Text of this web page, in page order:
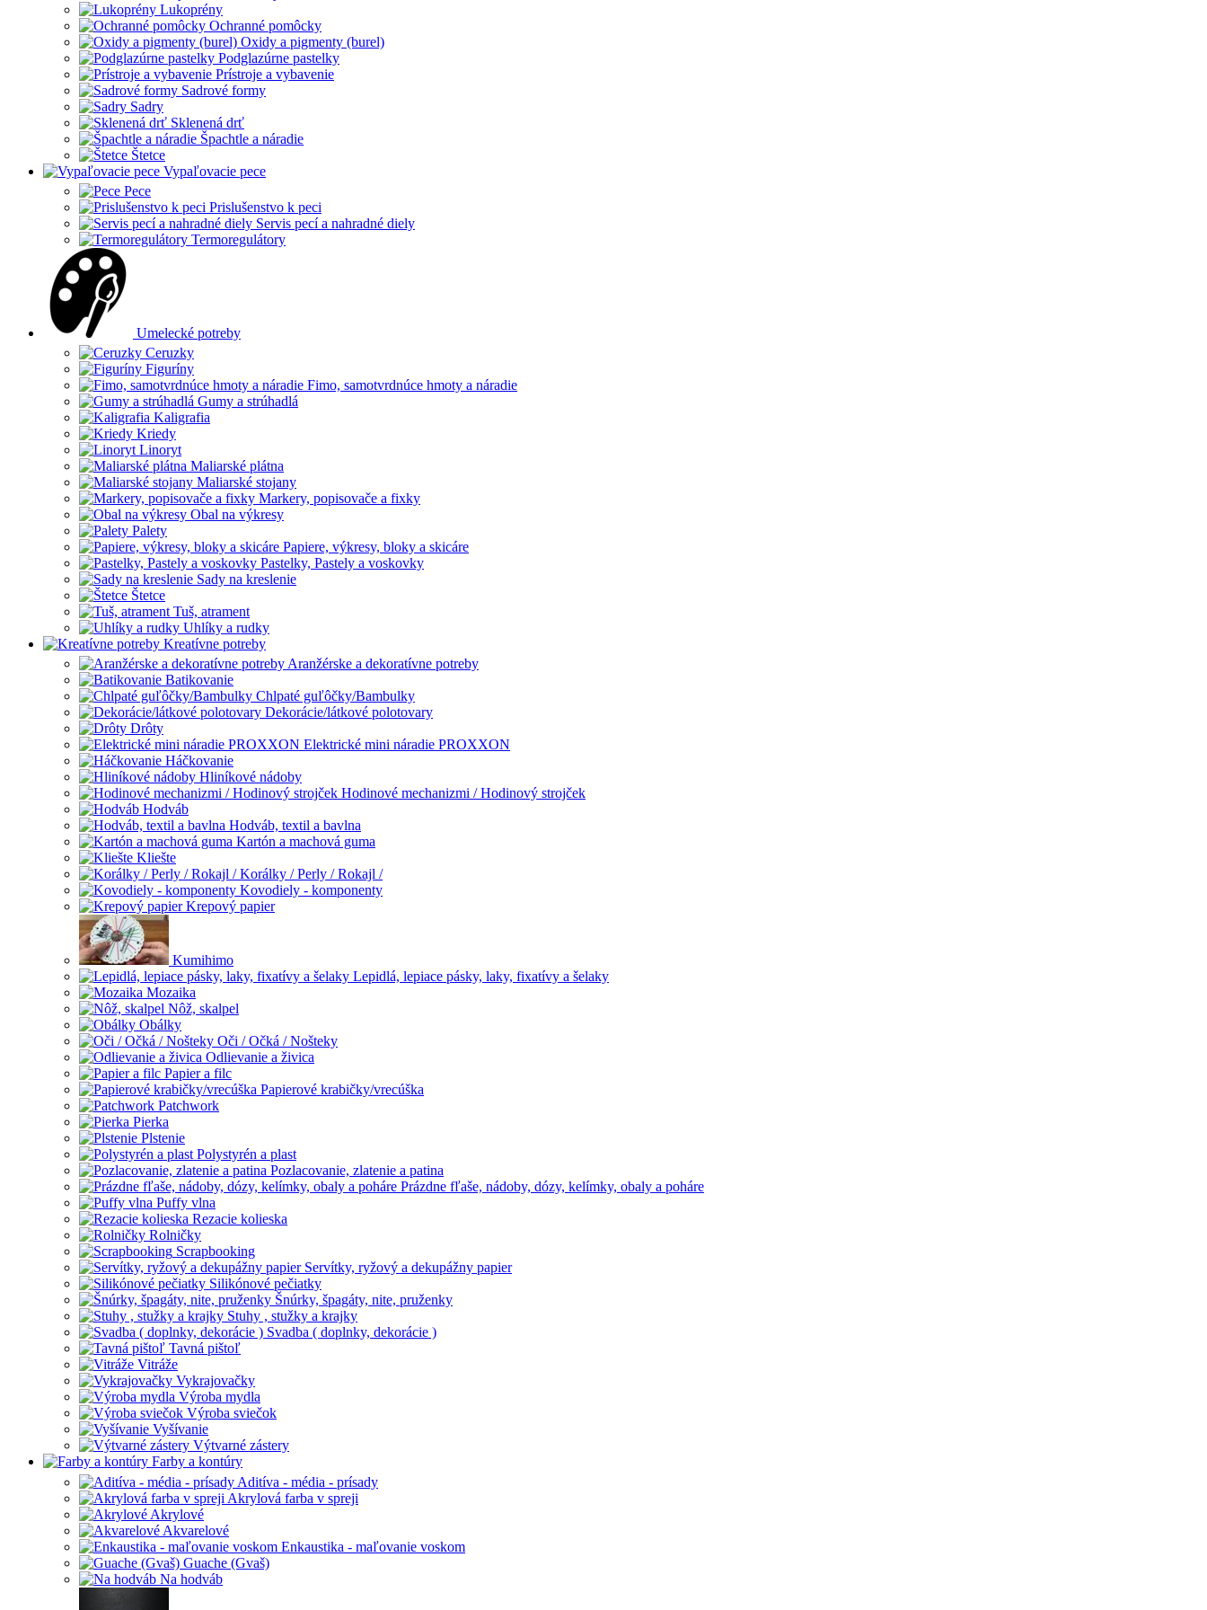
Lukoprény
Ochranné pomôcky
Oxidy a pigmenty (burel)
Podglazúrne pastelky
Prístroje a vybavenie
Sadrové formy
Sadry
Sklenená drť
Špachtle a náradie
Štetce
Vypaľovacie pece
Pece
Prislušenstvo k peci
Servis pecí a nahradné diely
Termoregulátory
Umelecké potreby
Ceruzky
Figuríny
Fimo, samotvrdnúce hmoty a náradie
Gumy a strúhadlá
Kaligrafia
Kriedy
Linoryt
Maliarské plátna
Maliarské stojany
Markery, popisovače a fixky
Obal na výkresy
Palety
Papiere, výkresy, bloky a skicáre
Pastelky, Pastely a voskovky
Sady na kreslenie
Štetce
Tuš, atrament
Uhlíky a rudky
Kreatívne potreby
Aranžérske a dekoratívne potreby
Batikovanie
Chlpaté guľôčky/Bambulky
Dekorácie/látkové polotovary
Drôty
Elektrické mini náradie PROXXON
Háčkovanie
Hliníkové nádoby
Hodinové mechanizmi / Hodinový strojček
Hodváb
Hodváb, textil a bavlna
Kartón a machová guma
Kliešte
Korálky / Perly / Rokajl /
Kovodiely - komponenty
Krepový papier
Kumihimo
Lepidlá, lepiace pásky, laky, fixatívy a šelaky
Mozaika
Nôž, skalpel
Obálky
Oči / Očká / Nošteky
Odlievanie a živica
Papier a filc
Papierové krabičky/vrecúška
Patchwork
Pierka
Plstenie
Polystyrén a plast
Pozlacovanie, zlatenie a patina
Prázdne fľaše, nádoby, dózy, kelímky, obaly a poháre
Puffy vlna
Rezacie kolieska
Rolničky
Scrapbooking
Servítky, ryžový a dekupážny papier
Silikónové pečiatky
Šnúrky, špagáty, nite, pruženky
Stuhy , stužky a krajky
Svadba ( doplnky, dekorácie )
Tavná pištoľ
Vitráže
Vykrajovačky
Výroba mydla
Výroba sviečok
Vyšívanie
Výtvarné zástery
Farby a kontúry
Aditíva - média - prísady
Akrylová farba v spreji
Akrylové
Akvarelové
Enkaustika - maľovanie voskom
Guache (Gvaš)
Na hodváb